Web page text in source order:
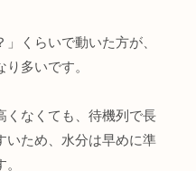
くらいで動いた方が、
多いです。
くなくても、待機列で長
いため、水分は早めに準